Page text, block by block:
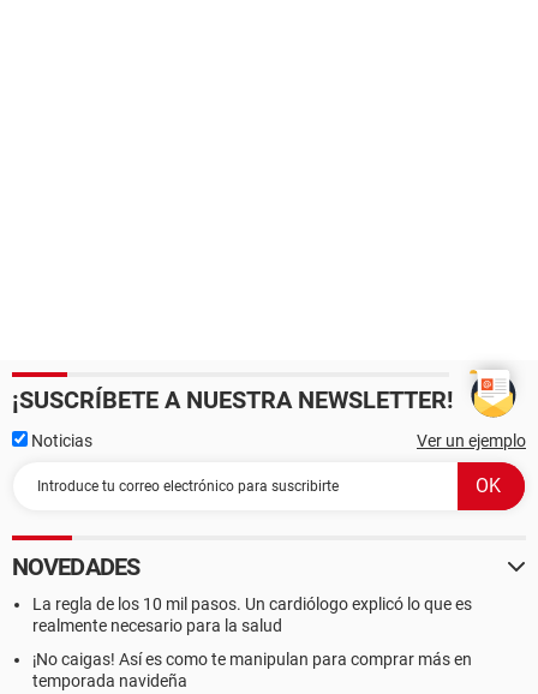
¡SUSCRÍBETE A NUESTRA NEWSLETTER!
Noticias Ver un ejemplo
NOVEDADES
La regla de los 10 mil pasos. Un cardiólogo explicó lo que es
realmente necesario para la salud
¡No caigas! Así es como te manipulan para comprar más en
temporada navideña